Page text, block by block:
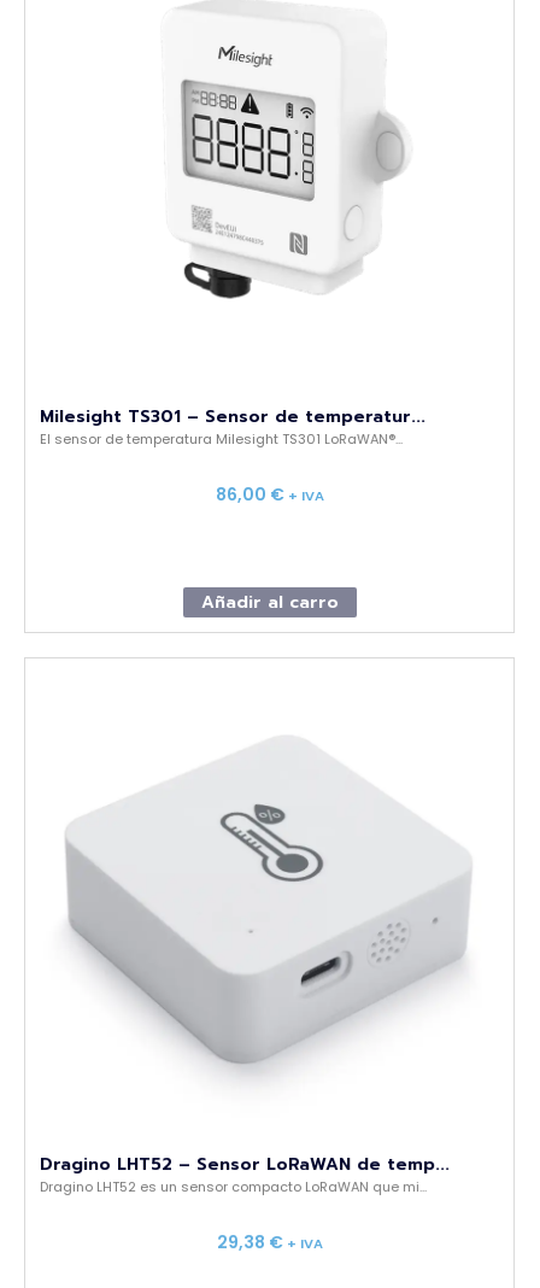
Milesight TS301 – Sensor de temperatur...
El sensor de temperatura Milesight TS301 LoRaWAN®...
86,00 € + IVA
Añadir al carro
Dragino LHT52 – Sensor LoRaWAN de temp...
Dragino LHT52 es un sensor compacto LoRaWAN que mi...
29,38 € + IVA